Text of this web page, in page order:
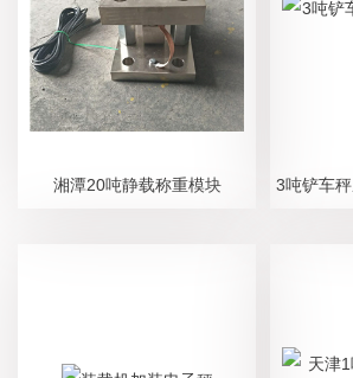
湘潭20吨静载称重模块